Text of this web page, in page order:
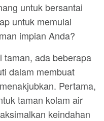
untuk bersantai
untuk memulai
impian Anda?
taman, ada beberapa
dalam membuat
Pertama,
taman kolam air
keindahan